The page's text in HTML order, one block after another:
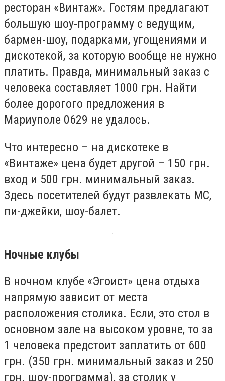
ресторан «Винтаж». Гостям предлагают
большую шоу-программу с ведущим,
бармен-шоу, подарками, угощениями и
дискотекой, за которую вообще не нужно
платить. Правда, минимальный заказ с
человека составляет 1000 грн. Найти
более дорогого предложения в
Мариуполе 0629 не удалось.
Что интересно – на дискотеке в
«Винтаже» цена будет другой – 150 грн.
вход и 500 грн. минимальный заказ.
Здесь посетителей будут развлекать МС,
пи-джейки, шоу-балет.
Ночные клубы
В ночном клубе «Эгоист» цена отдыха
напрямую зависит от места
расположения столика. Если, это стол в
основном зале на высоком уровне, то за
1 человека предстоит заплатить от 600
грн. (350 грн. минимальный заказ и 250
грн. шоу-программа), за столик у